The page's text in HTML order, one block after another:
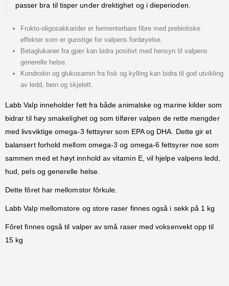
passer bra til tisper under drektighet og i dieperioden.
Frukto-oligosakkarider er fermenterbare fibre med prebiotiske
effekter som er gunstige for valpens fordøyelse.
Betaglukaner fra gjær kan bidra positivt med hensyn til valpens
generelle helse.
Kondroitin og glukosamin fra fisk og kylling kan bidra til god utvikling
av ledd, bein og skjelett.
Labb Valp inneholder fett fra både animalske og marine kilder som
bidrar til høy smakelighet og som tilfører valpen de rette mengder
med livsviktige omega-3 fettsyrer som EPA og DHA. Dette gir et
balansert forhold mellom omega-3 og omega-6 fettsyrer noe som
sammen med et høyt innhold av vitamin E, vil hjelpe valpens ledd,
hud, pels og generelle helse.
Dette fôret har mellomstor fôrkule.
Labb Valp mellomstore og store raser finnes også i sekk på 1 kg
Fôret finnes også til valper av små raser med voksenvekt opp til
15 kg